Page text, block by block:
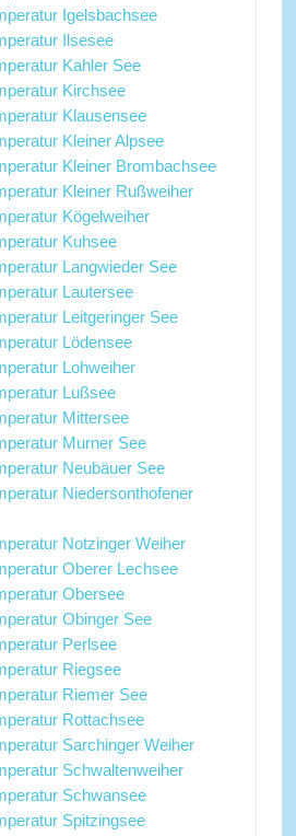
Igelsbachsee
Ilsesee
Kahler See
Kirchsee
Klausensee
Kleiner Alpsee
Kleiner Brombachsee
Kleiner Rußweiher
Kögelweiher
Kuhsee
Langwieder See
Lautersee
Leitgeringer See
Lödensee
Lohweiher
Lußsee
Mittersee
Murner See
Neubäuer See
Niedersonthofener
Notzinger Weiher
Oberer Lechsee
Obersee
Obinger See
Perlsee
Riegsee
Riemer See
Rottachsee
Sarchinger Weiher
Schwaltenweiher
Schwansee
Spitzingsee